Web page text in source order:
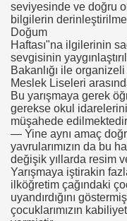
seviyesinde ve doğru
bilgilerin
Doğum
Haftası"na ilgilerinin
sevgisinin
Bakanlığı ile
Meslek Liseleri
Bu yarışmaya gerek
gerekse okul
müşahede
— Yine aynı amaç
yavrularımızın da bu
değişik yıllarda resim
Yarışmaya iştirakin
ilköğretim çağındaki
uyandırdığını
çocuklarımızın